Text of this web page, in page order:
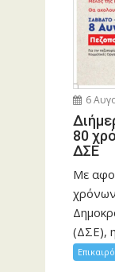
6
80
ΔΣΕ
Με
(ΔΣΕ),